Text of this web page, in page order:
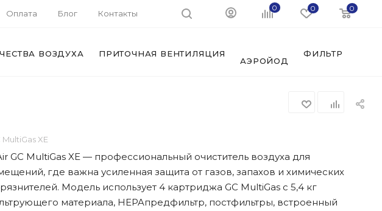
Оплата Блог Контакты
0 0 0
ВОЗДУХА ПРИТОЧНАЯ ВЕНТИЛЯЦИЯ
АЭРОЙОД
ФИЛЬТРЫ И
XE
GC MultiGas XE — профессиональный очиститель воздуха для
где важна усиленная защита от газов, запахов и химических
Модель использует 4 картриджа GC MultiGas с 5,4 кг
материала, HEPAпредфильтр, постфильтры, встроенный